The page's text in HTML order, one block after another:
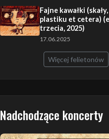
Fajne kawałki
plastiku et cetera)
trzecia, 2025)
17.06.2025
Więcej felietonów
Nadchodzące koncerty